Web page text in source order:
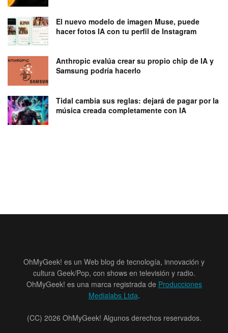
El nuevo modelo de imagen Muse, puede
hacer fotos IA con tu perfil de Instagram
Anthropic evalúa crear su propio chip de IA y
Samsung podría hacerlo
Tidal cambia sus reglas: dejará de pagar por la
música creada completamente con IA
OhMyGeek! es un Web blog de tecnología, innovación y
cultura Geek/Pop, con shows en televisión y radio.
OhMyGeek! es una marca registrada de Producciones
Medialabs Ltda.
(CC) 2026 OhMyGeek! Algunos derechos reservados.